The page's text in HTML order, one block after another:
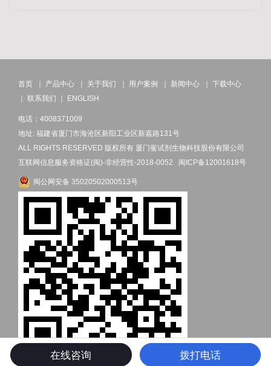
首页 ｜ 产品中心 ｜ 关于我们 ｜ 用户案例 ｜ 新闻中心 ｜ 下载中心
｜ 联系我们 ｜ ENGLISH
电话：4008371009
地址: 福建省厦门市海沧区新阳工业区新嘉路131号
ALL RIGHTS RESERVED 版权所有 厦门鲎试剂生物科技股份有限公司
互联网信息服务资格证(闽)-非经营性-2018-0052 闽ICP备12001618号
闽公网安备 35020502000513号
在线咨询 拨打电话